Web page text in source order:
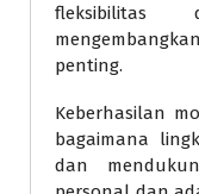
fleksibilitas
penting.
Keberhasilan
bagaimana
dan